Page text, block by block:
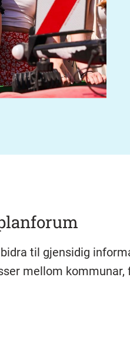
til gjensidig
mellom kommunar,